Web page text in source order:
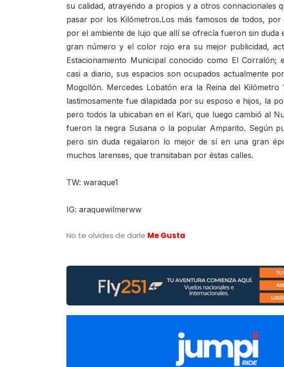
su calidad, atrayendo a propios y a otros connacionales
pasar por los Kilómetros.Los más famosos de todos,
por el ambiente de lujo que allí se ofrecía fueron sin duda
gran número y el color rojo era su mejor publicidad,
Estacionamiento Municipal conocido como El Corralón;
casi a diario, sus espacios son ocupados actualmente
Mogollón. Mercedes Lobatón era la Reina del
lastimosamente fue dilapidada por su esposo e hijos, la
pero todos la ubicaban en el Kari, que luego cambió al
fueron la negra Susana o la popular Amparito. Según
pero sin duda regalaron lo mejor de sí en una gran
muchos larenses, que transitaban por éstas calles.
TW: waraque1
IG: araquewilmerww
No te olvides de darle Me Gusta